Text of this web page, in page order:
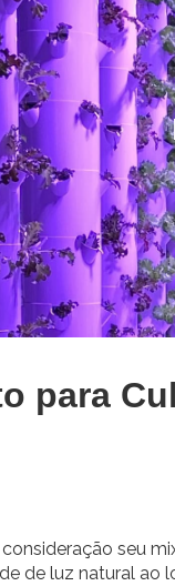
para
seu
de luz natural ao